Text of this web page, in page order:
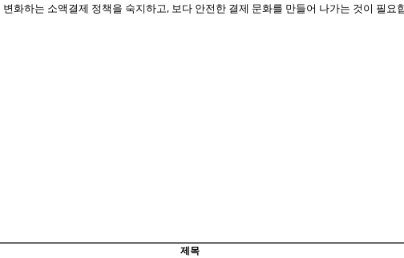
화하는 소액결제 정책을 숙지하고, 보다 안전한 결제 문화를 만들어 나가는 것이 필요
제목